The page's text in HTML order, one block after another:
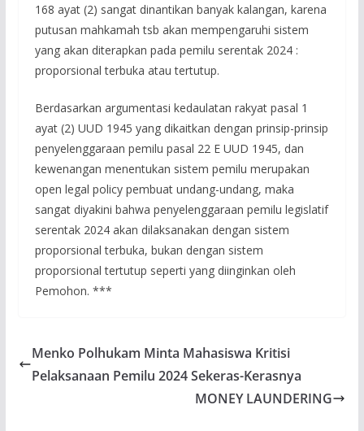
168 ayat (2) sangat dinantikan banyak kalangan, karena
putusan mahkamah tsb akan mempengaruhi sistem
yang akan diterapkan pada pemilu serentak 2024 :
proporsional terbuka atau tertutup.
Berdasarkan argumentasi kedaulatan rakyat pasal 1
ayat (2) UUD 1945 yang dikaitkan dengan prinsip-prinsip
penyelenggaraan pemilu pasal 22 E UUD 1945, dan
kewenangan menentukan sistem pemilu merupakan
open legal policy pembuat undang-undang, maka
sangat diyakini bahwa penyelenggaraan pemilu legislatif
serentak 2024 akan dilaksanakan dengan sistem
proporsional terbuka, bukan dengan sistem
proporsional tertutup seperti yang diinginkan oleh
Pemohon. ***
Menko Polhukam Minta Mahasiswa Kritisi
Pelaksanaan Pemilu 2024 Sekeras-Kerasnya
MONEY LAUNDERING